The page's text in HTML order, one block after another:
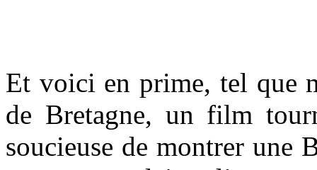
Et voici en prime, tel que
de Bretagne, un film
soucieuse de montrer une